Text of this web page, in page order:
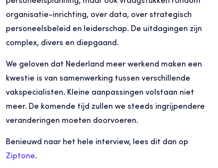
organisatie-inrichting, over data, over strategisch
personeelsbeleid en leiderschap. De uitdagingen zijn
complex, divers en diepgaand.
We geloven dat Nederland meer werkend maken een
kwestie is van samenwerking tussen verschillende
vakspecialisten. Kleine aanpassingen volstaan niet
meer. De komende tijd zullen we steeds ingrijpendere
veranderingen moeten doorvoeren.
Benieuwd naar het hele interview, lees dit dan op
Ziptone.